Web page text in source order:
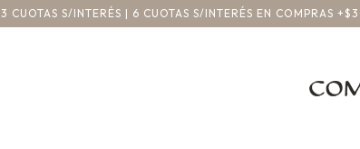
3 CUOTAS S/INTERÉS | 6 CUOTAS S/INTERÉS EN COMPRAS